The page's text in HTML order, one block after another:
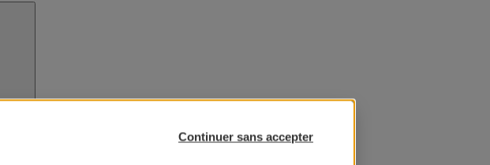
Continuer sans accepter